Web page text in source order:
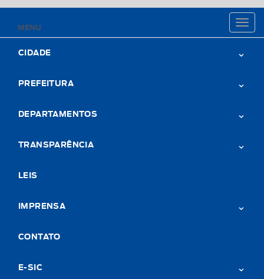
MENU
Toggle
CIDADE
PREFEITURA
DEPARTAMENTOS
TRANSPARÊNCIA
LEIS
IMPRENSA
CONTATO
E-SIC